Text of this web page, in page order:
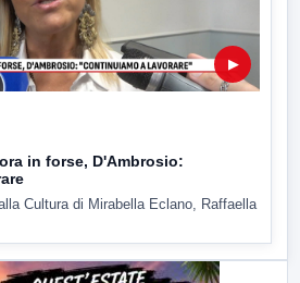
▶
in forse, D'Ambrosio:
Cultura di Mirabella Eclano, Raffaella